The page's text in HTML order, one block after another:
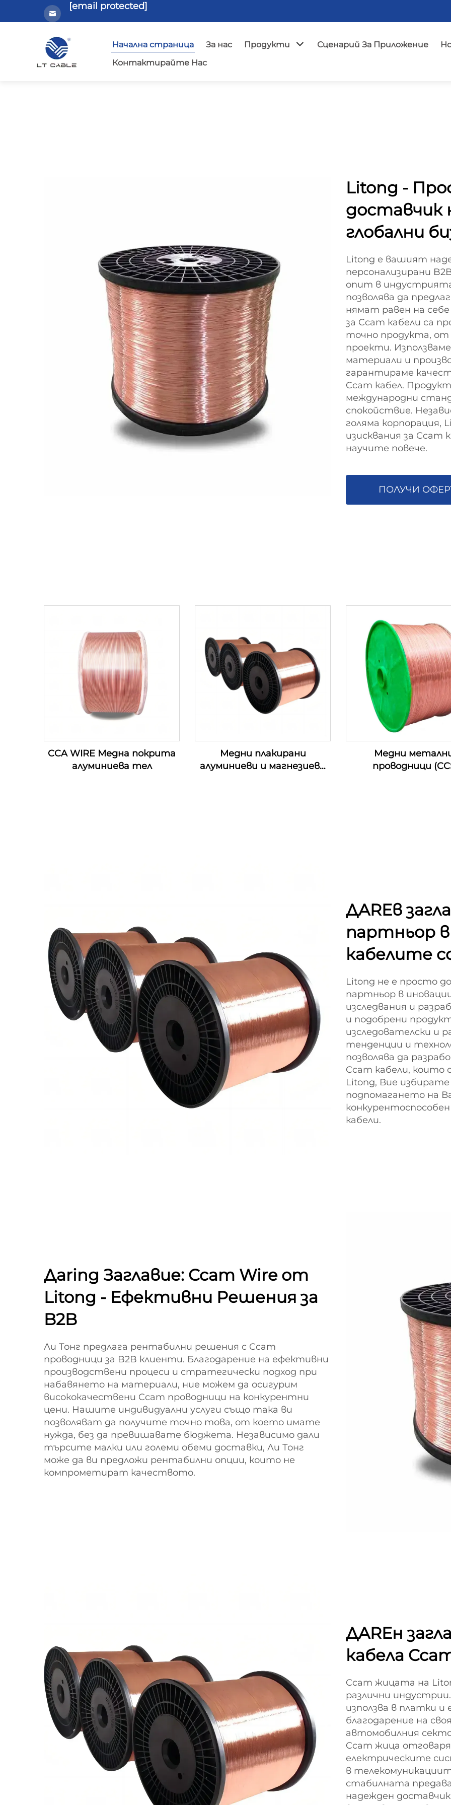
[email protected]
Начална страница За нас Продукти Сценарий За Приложение
Контактирайте Нас
Litong -
доставчик
глобални
Litong е вашият
персонализирани
опит в
позволява да
нямат равен на
за Ccam кабели са
точно продукта,
проекти.
материали и
гарантираме
Ccam кабел.
международни
спокойствие.
голяма
изисквания за Ccam
научите повече.
ПОЛУЧИ
CCA WIRE Медна покрита
алуминиева тел
Медни плакирани
алуминиеви и магнезиеви
Медни
проводници
ДAREв
партньор
кабелите
Litong не е просто
партньор в
изследвания и
и подобрени
изследователски и
тенденции и
позволява да
Ccam кабели, които
Litong, Вие
подпомагането на
кабели.
Дaring Заглавие: Ccam Wire от
Litong - Ефективни Решения за
B2B
Ли Тонг предлага рентабилни решения с Ccam
проводници за B2B клиенти. Благодарение на ефективни
производствени процеси и стратегически подход при
набавянето на материали, ние можем да осигурим
висококачествени Ccam проводници на конкурентни
цени. Нашите индивидуални услуги също така ви
позволяват да получите точно това, от което имате
нужда, без да превишавате бюджета. Независимо дали
търсите малки или големи обеми доставки, Ли Тонг
може да ви предложи рентабилни опции, които не
компрометират качеството.
ДAREн
кабела
Ccam жицата на
различни
използва в платки
благодарение на
автомобилния
Ccam жица
електрическите
в
стабилната
надежден